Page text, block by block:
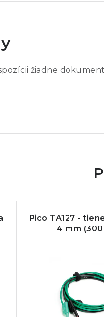
žiadne
Pico TA127 -
4 mm (300